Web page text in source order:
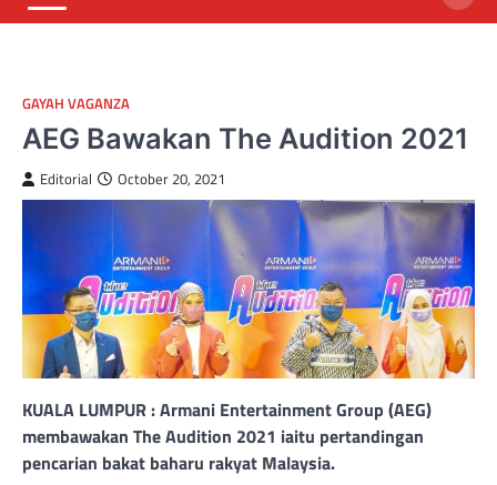
GAYAH VAGANZA
AEG Bawakan The Audition 2021
Editorial October 20, 2021
KUALA LUMPUR : Armani Entertainment Group (AEG)
membawakan The Audition 2021 iaitu pertandingan
pencarian bakat baharu rakyat Malaysia.